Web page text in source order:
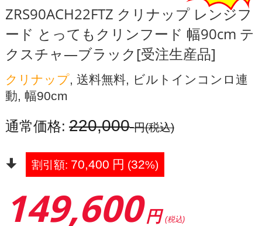
ZRS90ACH22FTZ クリナップ レンジフ
ード とってもクリンフード 幅90cm テ
クスチャ―ブラック[受注生産品]
クリナップ, 送料無料, ビルトインコンロ連
動, 幅90cm
通常価格: 220,000 円(税込)
割引額: 70,400 円 (32%)
149,600 円 (税込)